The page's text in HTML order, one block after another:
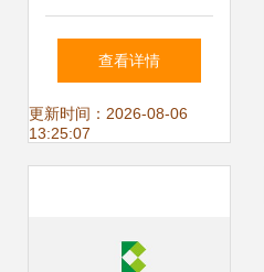
全案形象设计
查看详情
更新时间：2026-08-06
13:25:07